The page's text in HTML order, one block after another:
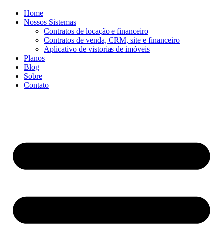
Home
Nossos Sistemas
Contratos de locação e financeiro
Contratos de venda, CRM, site e financeiro
Aplicativo de vistorias de imóveis
Planos
Blog
Sobre
Contato